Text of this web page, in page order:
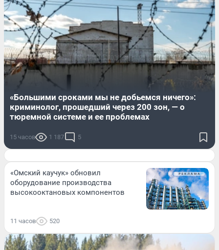
«Большими сроками мы не добьемся ничего»:
криминолог, прошедший через 200 зон, — о
тюремной системе и ее проблемах
15 часов 1 187 5
«Омский каучук» обновил
оборудование производства
высокооктановых компонентов
11 часов 520